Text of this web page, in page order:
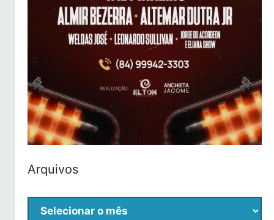
Arquivos